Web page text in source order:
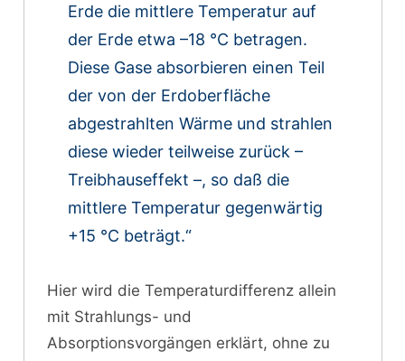
Erde die mittlere Temperatur auf
der Erde etwa –18 °C betragen.
Diese Gase absorbieren einen Teil
der von der Erdoberfläche
abgestrahlten Wärme und strahlen
diese wieder teilweise zurück –
Treibhauseffekt –, so daß die
mittlere Temperatur gegenwärtig
+15 °C beträgt.“
Hier wird die Temperaturdifferenz allein
mit Strahlungs- und
Absorptionsvorgängen erklärt, ohne zu